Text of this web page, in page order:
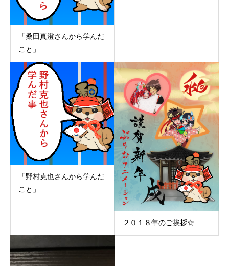
「桑田真澄さんから学んだ
こと」
「野村克也さんから学んだ
こと」
２０１８年のご挨拶☆